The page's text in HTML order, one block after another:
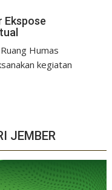
Ekspose
Humas
kegiatan
JEMBER